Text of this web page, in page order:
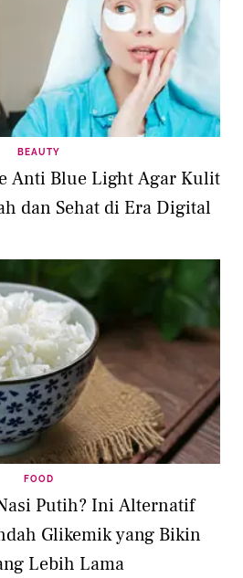
BEAUTY
Anti Blue Light Agar Kulit
dan Sehat di Era Digital
FOOD
Putih? Ini Alternatif
Glikemik yang Bikin
Lebih Lama